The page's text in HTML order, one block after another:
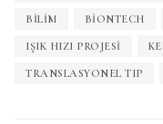
BILIM BIONTECH
IŞIK HIZI PROJESI
TRANSLASYONEL TIP